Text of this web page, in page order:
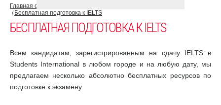
Главная страница
Бесплатная подготовка к IELTS
БЕСПЛАТНАЯ ПОДГОТОВКА К IELTS
Всем кандидатам, зарегистрированным на сдачу IELTS в
Students International в любом городе и на любую дату, мы
предлагаем несколько абсолютно бесплатных ресурсов по
подготовке к экзамену.